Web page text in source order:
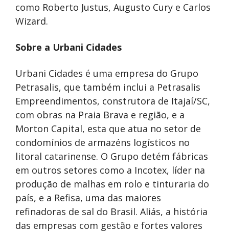
como Roberto Justus, Augusto Cury e Carlos
Wizard.
Sobre a Urbani Cidades
Urbani Cidades é uma empresa do Grupo
Petrasalis, que também inclui a Petrasalis
Empreendimentos, construtora de Itajaí/SC,
com obras na Praia Brava e região, e a
Morton Capital, esta que atua no setor de
condomínios de armazéns logísticos no
litoral catarinense. O Grupo detém fábricas
em outros setores como a Incotex, líder na
produção de malhas em rolo e tinturaria do
país, e a Refisa, uma das maiores
refinadoras de sal do Brasil. Aliás, a história
das empresas com gestão e fortes valores